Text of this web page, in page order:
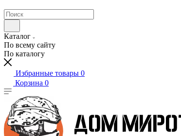
Каталог
По всему сайту
По каталогу
Избранные товары 0
Корзина 0